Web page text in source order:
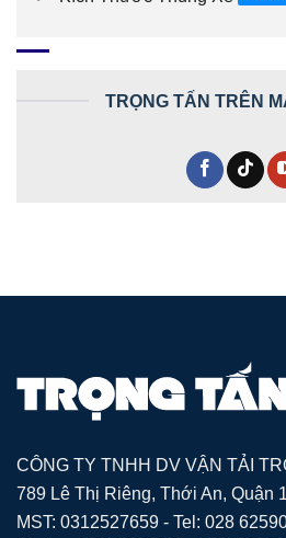
TRỌNG TẤN TRÊN
CÔNG TY TNHH DV VẬN TẢI
789 Lê Thị Riêng, Thới An, Quận
MST: 0312527659 - Tel: 028